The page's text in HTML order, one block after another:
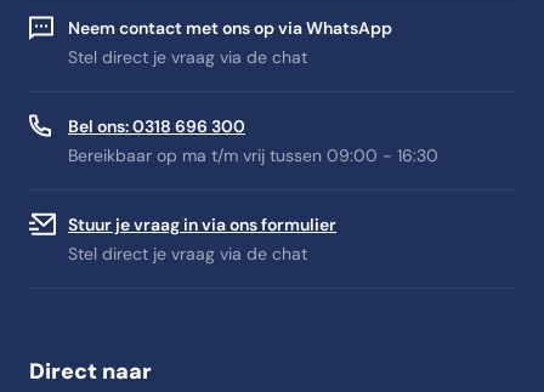
Neem contact met ons op via WhatsApp
Stel direct je vraag via de chat
Bel ons: 0318 696 300
Bereikbaar op ma t/m vrij tussen 09:00 - 16:30
Stuur je vraag in via ons formulier
Stel direct je vraag via de chat
Direct naar